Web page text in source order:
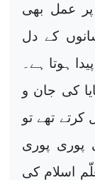
عمل بھی
کے دل
ہوتا ہے۔
کی جان و
تھے تو
پوری
اسلام کی